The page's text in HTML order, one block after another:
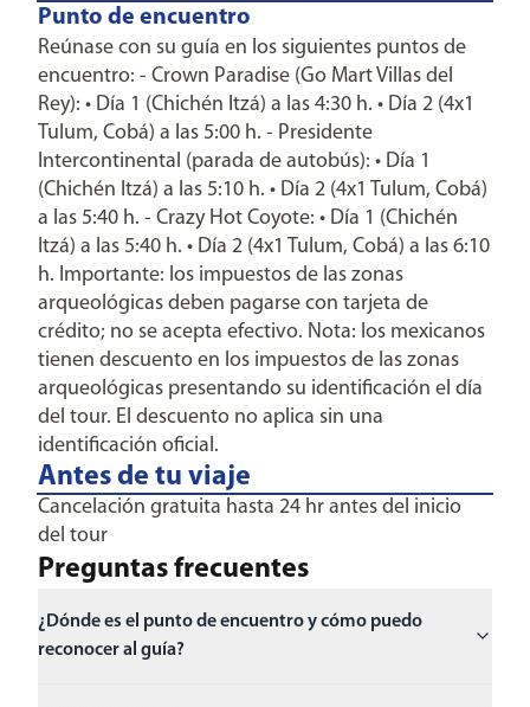
Punto de encuentro
Reúnase con su guía en los siguientes puntos de
encuentro: - Crown Paradise (Go Mart Villas del
Rey): • Día 1 (Chichén Itzá) a las 4:30 h. • Día 2 (4x1
Tulum, Cobá) a las 5:00 h. - Presidente
Intercontinental (parada de autobús): • Día 1
(Chichén Itzá) a las 5:10 h. • Día 2 (4x1 Tulum, Cobá)
a las 5:40 h. - Crazy Hot Coyote: • Día 1 (Chichén
Itzá) a las 5:40 h. • Día 2 (4x1 Tulum, Cobá) a las 6:10
h. Importante: los impuestos de las zonas
arqueológicas deben pagarse con tarjeta de
crédito; no se acepta efectivo. Nota: los mexicanos
tienen descuento en los impuestos de las zonas
arqueológicas presentando su identificación el día
del tour. El descuento no aplica sin una
identificación oficial.
Antes de tu viaje
Cancelación gratuita hasta 24 hr antes del inicio
del tour
Preguntas frecuentes
¿Dónde es el punto de encuentro y cómo puedo
reconocer al guía?